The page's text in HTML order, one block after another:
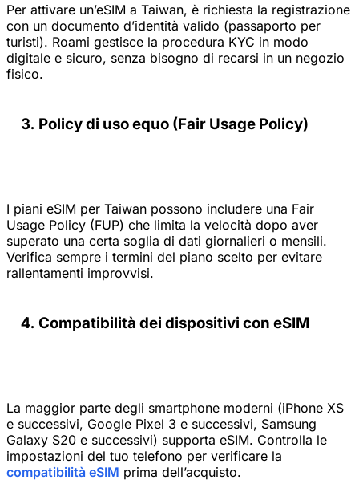
Per attivare un’eSIM a Taiwan, è richiesta la registrazione
con un documento d’identità valido (passaporto per
turisti). Roami gestisce la procedura KYC in modo
digitale e sicuro, senza bisogno di recarsi in un negozio
fisico.
Policy di uso equo (Fair Usage Policy)
I piani eSIM per Taiwan possono includere una Fair
Usage Policy (FUP) che limita la velocità dopo aver
superato una certa soglia di dati giornalieri o mensili.
Verifica sempre i termini del piano scelto per evitare
rallentamenti improvvisi.
Compatibilità dei dispositivi con eSIM
La maggior parte degli smartphone moderni (iPhone XS
e successivi, Google Pixel 3 e successivi, Samsung
Galaxy S20 e successivi) supporta eSIM. Controlla le
impostazioni del tuo telefono per verificare la
compatibilità eSIM prima dell’acquisto.